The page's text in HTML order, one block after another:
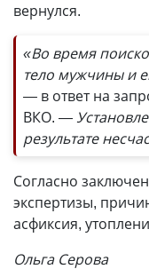
вернулся.
«Во время
тело мужчины и
— в ответ на
ВКО. —
результате
Согласно
экспертизы,
асфиксия,
Ольга Серова